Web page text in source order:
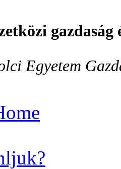
gazdaság
Egyetem